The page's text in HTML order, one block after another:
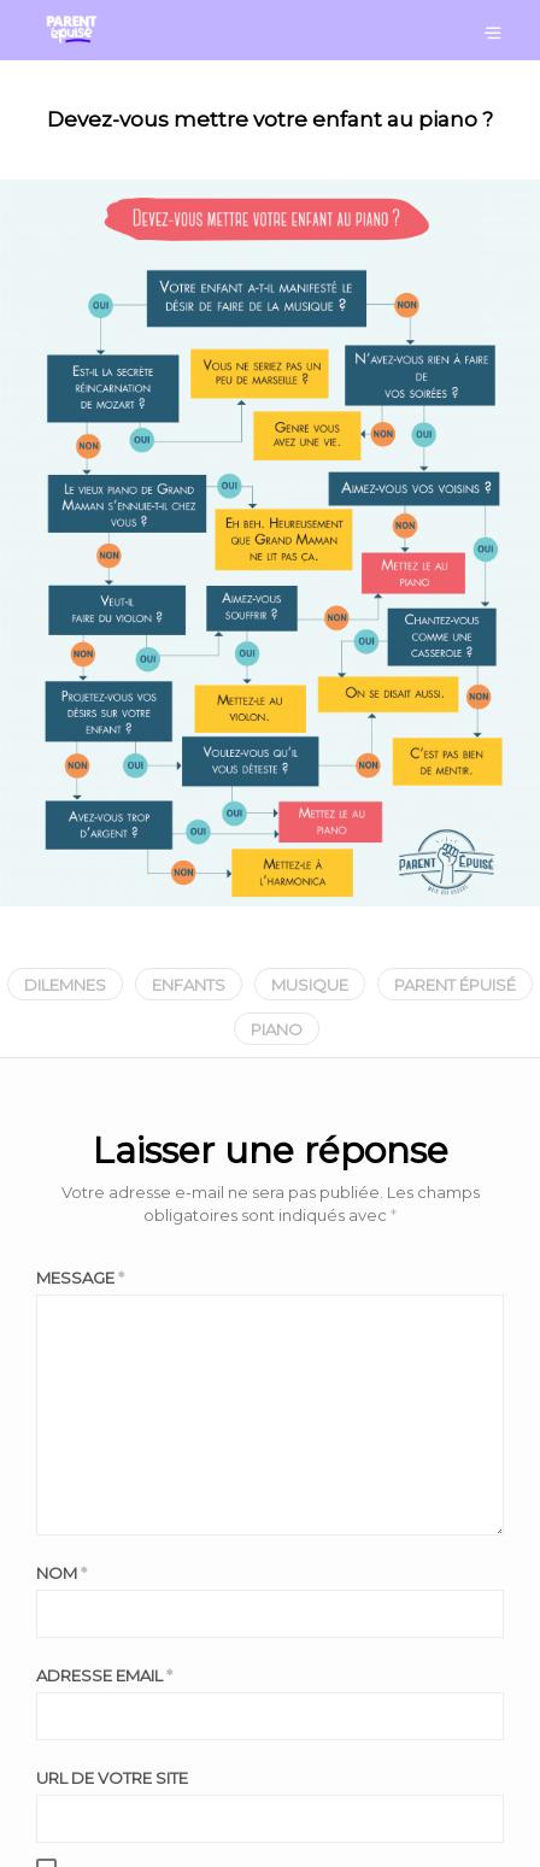
Devez-vous mettre votre enfant au piano ?
DILEMNES ENFANTS MUSIQUE PARENT ÉPUISÉ
PIANO
Laisser une réponse
Votre adresse e-mail ne sera pas publiée. Les champs
obligatoires sont indiqués avec *
MESSAGE*
NOM*
ADRESSE EMAIL*
URL DE VOTRE SITE